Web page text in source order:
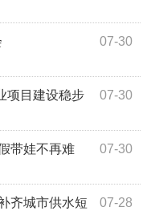
07-30
07-30
项目建设稳步
07-30
带娃不再难
07-28
齐城市供水短